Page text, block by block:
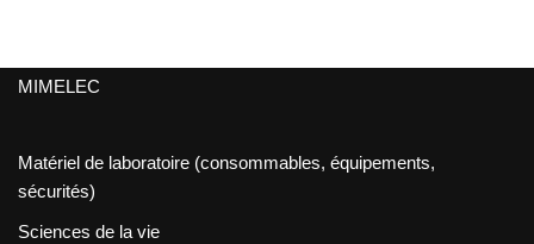
MIMELEC
Matériel de laboratoire (consommables, équipements,
sécurités)
Sciences de la vie